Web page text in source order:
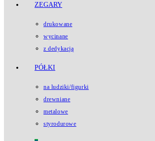
ZEGARY
drukowane
wycinane
z dedykacją
PÓŁKI
na ludziki/figurki
drewniane
metalowe
styrodurowe